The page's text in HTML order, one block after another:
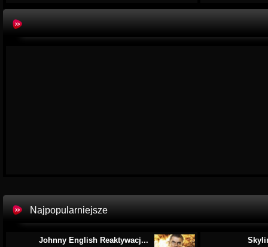
Najpopularniejsze
Johnny English Reaktywacj...